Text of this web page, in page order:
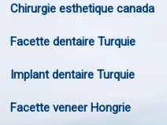
Chirurgie esthetique canada
Facette dentaire Turquie
Implant dentaire Turquie
Facette veneer Hongrie